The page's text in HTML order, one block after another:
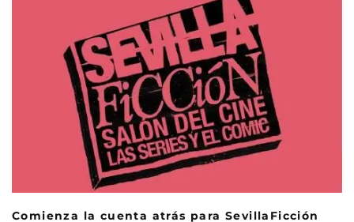
Comienza la cuenta atrás para SevillaFicción